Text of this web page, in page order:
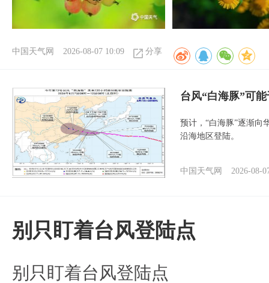
中国天气网 2026-08-07 10:09 分享
台风“白海豚”可
预计，“白海豚”逐渐向
沿海地区登陆。
中国天气网 2026-08-
别只盯着台风登陆点
别只盯着台风登陆点